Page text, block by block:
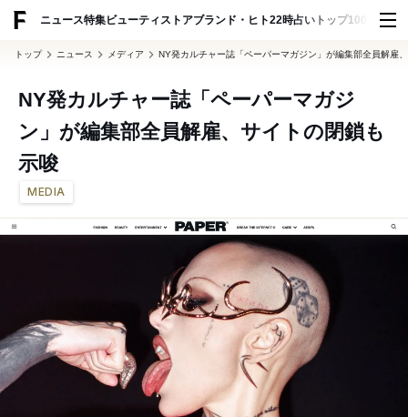
ニュース特集ビューティ ストアブランド・ヒト22時占い トップ100 スナッ
トップ ニュース メディア NY発カルチャー誌「ペーパーマガジン」が編集部全員解雇
NY発カルチャー誌「ペーパーマガジ
ン」が編集部全員解雇、サイトの閉鎖も
示唆
MEDIA